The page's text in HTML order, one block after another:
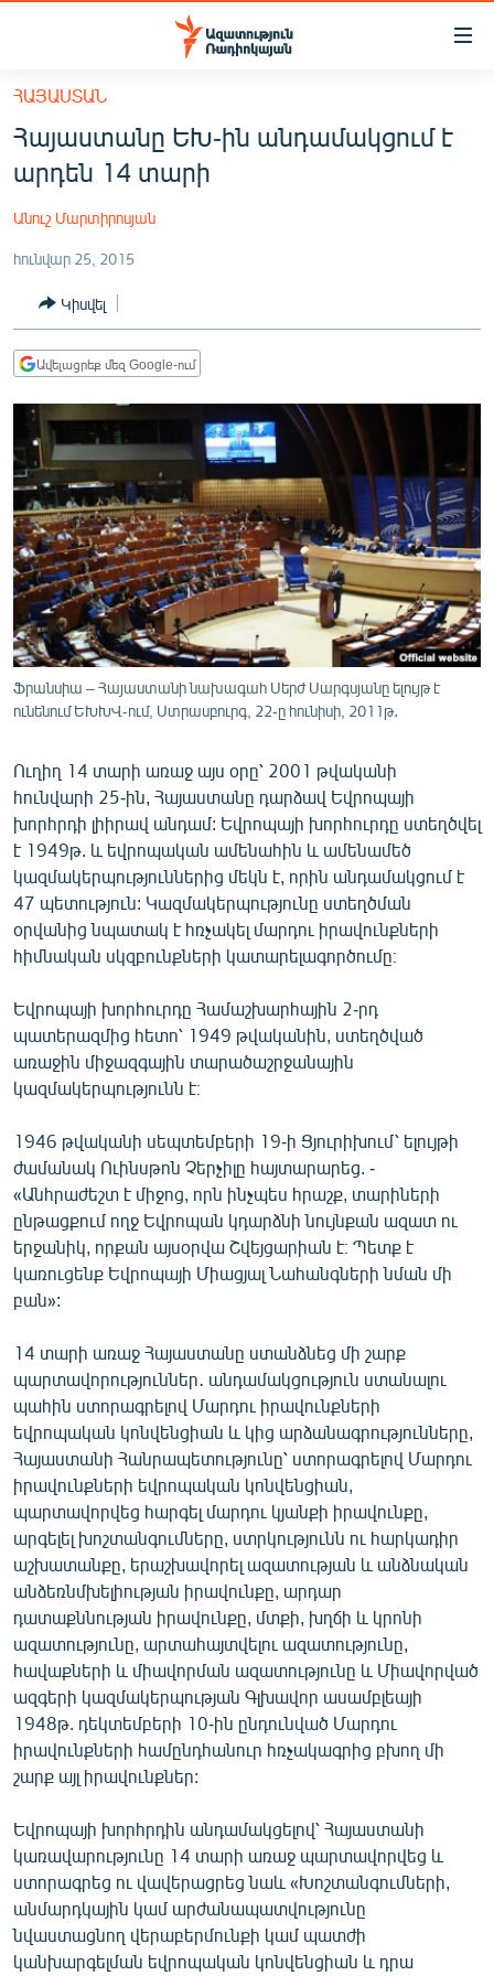
Մատչելիության
հիմնական
բովանդակությանը
հիմնական
մենյուին
ՀԱՅԱՍՏԱՆ
ՔԱՂԱՔԱԿԱՆ
ԸՆՏՐՈՒԹՅՈՒՆՆԵՐ 2026
ԻՐԱՎՈՒՆՔ
ՀԱՍԱՐԱԿՈՒԹՅՈՒՆ
ՏՆՏԵՍՈՒԹՅՈՒՆ
ՊԱՏԵՐԱԶՄԻ 6 ՇԱԲԱԹՆԵՐԸ
ՏԱՐԱԾԱՇՐՋԱՆ
ՄԻՋԱԶԳԱՅԻՆ
ՄՇԱԿՈՒՅԹ
ՍՊՈՐՏ
ՄԵԿՆԱԲԱՆՈՒԹՅՈՒՆ
ՏՏ ԵՒ ԻՆՏԵՐՆԵՏ
ԿՈՐՈՆԱՎԻՐՈՒՍ
ՏԵՍԱՆՅՈՒԹԵՐ
ԲԱՆԱՎԵՃ
ՁԳՏԵԼՈՎ ԼԱՎԱԳՈՒՅՆԻՆ
ՓՈԴՔԱՍԹ
Հայերեն
English
Русский
«Ազատության» բոլոր կայքերը
ՀԱՅԱՍՏԱՆ
Հայաստանը ԵԽ-ին անդամակցում է
արդեն 14 տարի
Անուշ Մարտիրոսյան
հունվար 25, 2015
Կիսվել
Ավելացրեք մեզ Google-ում
Ֆրանսիա – Հայաստանի նախագահ Սերժ Սարգսյանը ելույթ է
ունենում ԵԽԽՎ-ում, Ստրասբուրգ, 22-ը հունիսի, 2011թ․
Ուղիղ 14 տարի առաջ այս օրը՝ 2001 թվականի
հունվարի 25-ին, Հայաստանը դարձավ Եվրոպայի
խորհրդի լիիրավ անդամ: Եվրոպայի խորհուրդը ստեղծվել
է 1949թ. և եվրոպական ամենահին և ամենամեծ
կազմակերպություններից մեկն է, որին անդամակցում է
47 պետություն: Կազմակերպությունը ստեղծման
օրվանից նպատակ է հռչակել մարդու իրավունքների
հիմնական սկզբունքների կատարելագործումը։
Եվրոպայի խորհուրդը Համաշխարհային 2-րդ
պատերազմից հետո՝ 1949 թվականին, ստեղծված
առաջին միջազգային տարածաշրջանային
կազմակերպությունն է։
1946 թվականի սեպտեմբերի 19-ի Ցյուրիխում՝ ելույթի
ժամանակ Ուինսթոն Չերչիլը հայտարարեց. -
«Անհրաժեշտ է միջոց, որն ինչպես հրաշք, տարիների
ընթացքում ողջ Եվրոպան կդարձնի նույնքան ազատ ու
երջանիկ, որքան այսօրվա Շվեյցարիան է։ Պետք է
կառուցենք Եվրոպայի Միացյալ Նահանգների նման մի
բան»:
14 տարի առաջ Հայաստանը ստանձնեց մի շարք
պարտավորություններ․ անդամակցություն ստանալու
պահին ստորագրելով Մարդու իրավունքների
եվրոպական կոնվենցիան և կից արձանագրությունները,
Հայաստանի Հանրապետությունը՝ ստորագրելով Մարդու
իրավունքների եվրոպական կոնվենցիան,
պարտավորվեց հարգել մարդու կյանքի իրավունքը,
արգելել խոշտանգումները, ստրկությունն ու հարկադիր
աշխատանքը, երաշխավորել ազատության և անձնական
անձեռնմխելիության իրավունքը, արդար
դատաքննության իրավունքը, մտքի, խղճի և կրոնի
ազատությունը, արտահայտվելու ազատությունը,
հավաքների և միավորման ազատությունը և Միավորված
ազգերի կազմակերպության Գլխավոր ասամբլեայի
1948թ. դեկտեմբերի 10-ին ընդունված Մարդու
իրավունքների համընդհանուր հռչակագրից բխող մի
շարք այլ իրավունքներ:
Եվրոպայի խորհրդին անդամակցելով՝ Հայաստանի
կառավարությունը 14 տարի առաջ պարտավորվեց և
ստորագրեց ու վավերացրեց նաև «Խոշտանգումների,
անմարդկային կամ արժանապատվությունը
նվաստացնող վերաբերմունքի կամ պատժի
կանխարգելման եվրոպական կոնվենցիան և դրա